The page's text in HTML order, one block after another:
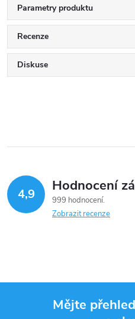
Parametry produktu
Recenze
Diskuse
4,9 Hodnocení
999 hodnocení
Zobrazit recenze
Mějte